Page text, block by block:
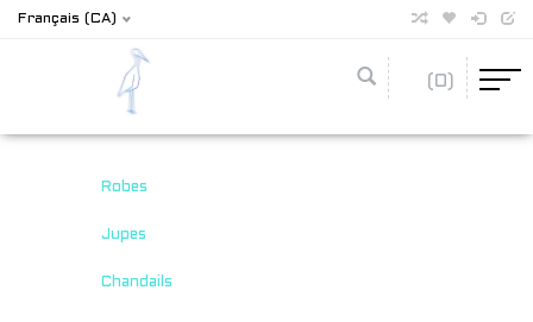
Français (CA)
(0)
Robes
Jupes
Chandails